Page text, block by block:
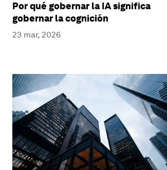
Por qué gobernar la IA significa
gobernar la cognición
23 mar, 2026